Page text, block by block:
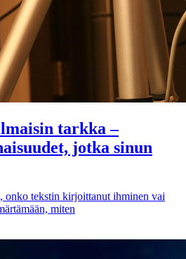
tarkka –
jotka sinun
onko tekstin kirjoittanut ihminen vai
miten